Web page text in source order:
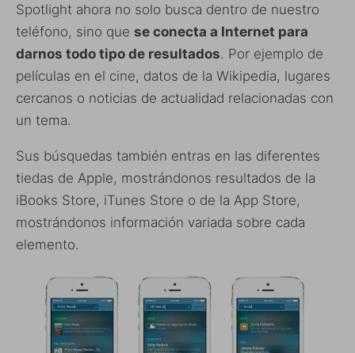
Spotlight ahora no solo busca dentro de nuestro
teléfono, sino que se conecta a Internet para
darnos todo tipo de resultados. Por ejemplo de
películas en el cine, datos de la Wikipedia, lugares
cercanos o noticias de actualidad relacionadas con
un tema.
Sus búsquedas también entras en las diferentes
tiedas de Apple, mostrándonos resultados de la
iBooks Store, iTunes Store o de la App Store,
mostrándonos información variada sobre cada
elemento.